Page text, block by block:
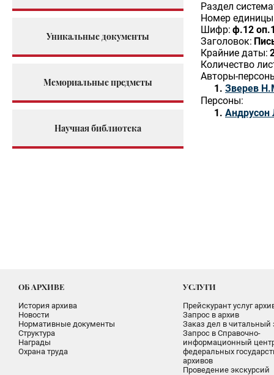
Уникальные документы
Мемориальные предметы
Научная библиотека
Раздел
Номер единицы
Шифр: ф.12
Заголовок:
Крайние даты:
Количество
Авторы-
Зверев
Персоны:
Андрусон
ОБ АРХИВЕ
История архива
Новости
Нормативные документы
Структура
Награды
Охрана труда
УСЛУГИ
Прейскурант услуг
Запрос в архив
Заказ дел в читальный
Запрос в Справочно-
информационный
федеральных
архивов
Проведение экскурсий